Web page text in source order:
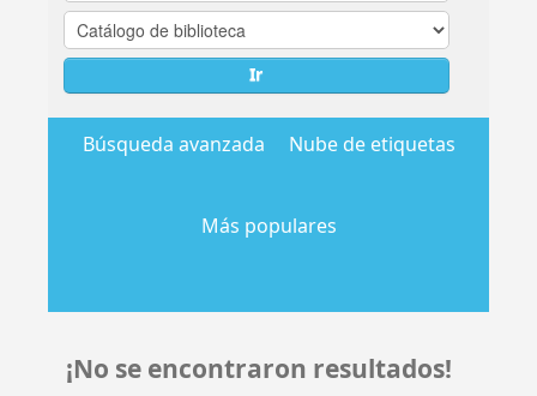
Ir
Búsqueda avanzada Nube de etiquetas
Más populares
¡No se encontraron resultados!